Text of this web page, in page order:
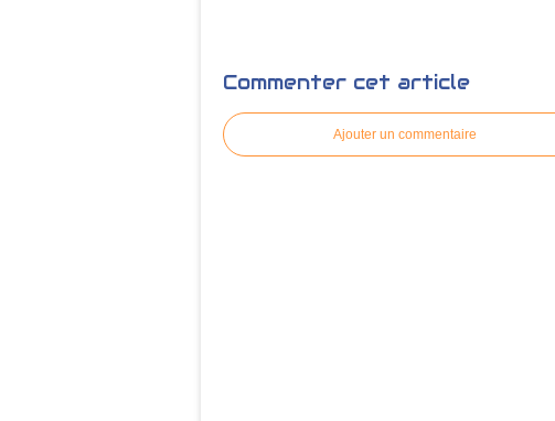
Commenter cet article
Ajouter un commentaire